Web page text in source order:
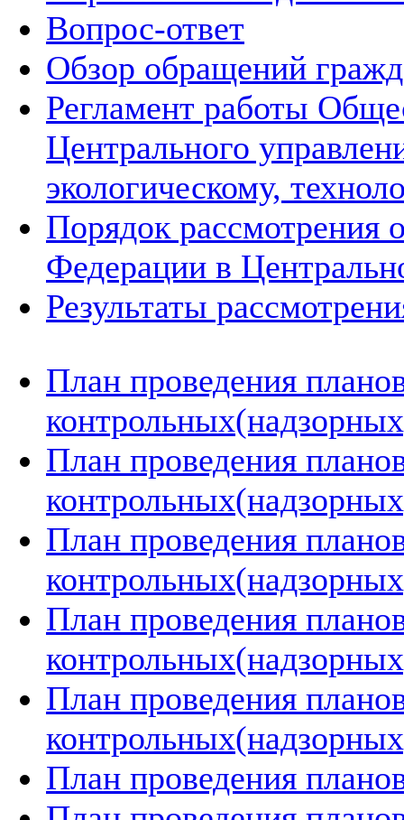
Вопрос-ответ
Обзор обращений
Регламент работы
Центрального
экологическому,
Порядок рассмотрения
Федерации в
Результаты
План проведения
План проведения
План проведения
План проведения
План проведения
План проведения